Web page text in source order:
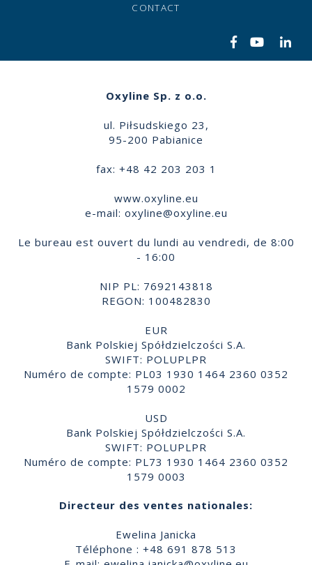
CONTACT
Oxyline Sp. z o.o.
ul. Piłsudskiego 23,
95-200 Pabianice
fax: +48 42 203 203 1
www.oxyline.eu
e-mail: oxyline@oxyline.eu
Le bureau est ouvert du lundi au vendredi, de 8:00
- 16:00
NIP PL: 7692143818
REGON: 100482830
EUR
Bank Polskiej Spółdzielczości S.A.
SWIFT: POLUPLPR
Numéro de compte: PL03 1930 1464 2360 0352
1579 0002
USD
Bank Polskiej Spółdzielczości S.A.
SWIFT: POLUPLPR
Numéro de compte: PL73 1930 1464 2360 0352
1579 0003
Directeur des ventes nationales:
Ewelina Janicka
Téléphone : +48 691 878 513